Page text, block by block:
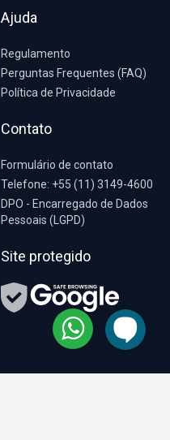
Ajuda
Regulamento
Perguntas Frequentes (FAQ)
Política de Privacidade
Contato
Formulário de contato
Telefone: +55 (11) 3149-4600
DPO - Encarregado de Dados
Pessoais (LGPD)
Site protegido